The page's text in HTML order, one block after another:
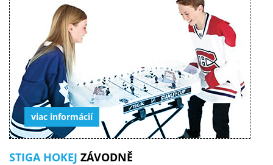
viac informácií
STIGA HOKEJ ZÁVODNĚ